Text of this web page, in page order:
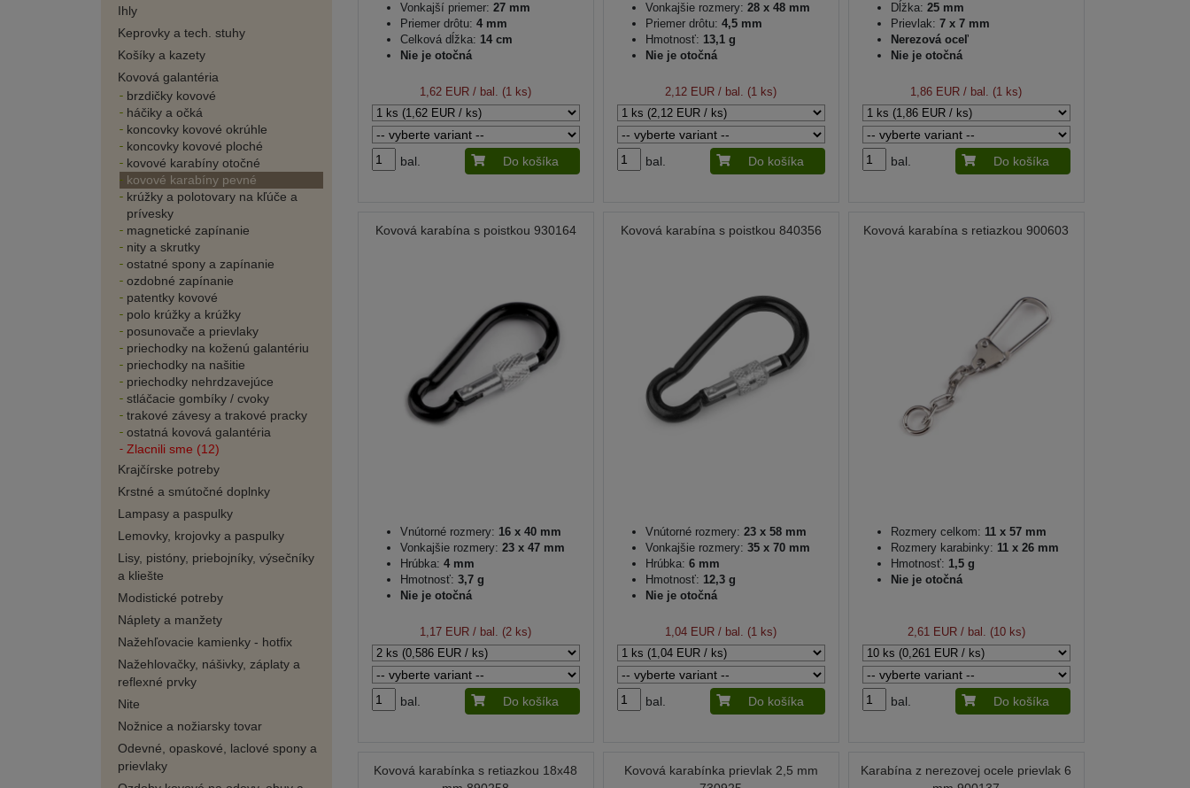
Ihly
Keprovky a tech. stuhy
Košíky a kazety
Kovová galantéria
brzdičky kovové
háčiky a očká
koncovky kovové okrúhle
koncovky kovové ploché
kovové karabíny otočné
kovové karabíny pevné
krúžky a polotovary na kľúče a
prívesky
magnetické zapínanie
nity a skrutky
ostatné spony a zapínanie
ozdobné zapínanie
patentky kovové
polo krúžky a krúžky
posunovače a prievlaky
priechodky na koženú galantériu
priechodky na našitie
priechodky nehrdzavejúce
stláčacie gombíky / cvoky
trakové závesy a trakové pracky
ostatná kovová galantéria
Zlacnili sme (12)
Krajčírske potreby
Krstné a smútočné doplnky
Lampasy a paspulky
Lemovky, krojovky a paspulky
Lisy, pistóny, priebojníky, výsečníky
a kliešte
Modistické potreby
Náplety a manžety
Nažehľovacie kamienky - hotfix
Nažehlovačky, nášivky, záplaty a
reflexné prvky
Nite
Nožnice a nožiarsky tovar
Odevné, opaskové, laclové spony a
prievlaky
Vonkajší priemer: 27 mm
Priemer drôtu: 4 mm
Celková dĺžka: 14 cm
Nie je otočná
1,62 EUR / bal. (1 ks)
bal. Do košíka
Vonkajšie rozmery: 28 x 48 mm
Priemer drôtu: 4,5 mm
Hmotnosť: 13,1 g
Nie je otočná
2,12 EUR / bal. (1 ks)
bal. Do košíka
Dĺžka: 25 mm
Prievlak: 7 x 7 mm
Nerezová oceľ
Nie je otočná
1,86 EUR / bal. (1 ks)
bal. Do košíka
Kovová karabína s poistkou 930164
Vnútorné rozmery: 16 x 40 mm
Vonkajšie rozmery: 23 x 47 mm
Hrúbka: 4 mm
Hmotnosť: 3,7 g
Nie je otočná
1,17 EUR / bal. (2 ks)
bal. Do košíka
Kovová karabína s poistkou 840356
Vnútorné rozmery: 23 x 58 mm
Vonkajšie rozmery: 35 x 70 mm
Hrúbka: 6 mm
Hmotnosť: 12,3 g
Nie je otočná
1,04 EUR / bal. (1 ks)
bal. Do košíka
Kovová karabína s retiazkou 900603
Rozmery celkom: 11 x 57 mm
Rozmery karabinky: 11 x 26 mm
Hmotnosť: 1,5 g
Nie je otočná
2,61 EUR/ bal. (10 ks)
bal. Do košíka
Kovová karabínka s retiazkou 18x48
Kovová karabínka prievlak 2,5 mm
Karabína z nerezovej ocele prievlak 6